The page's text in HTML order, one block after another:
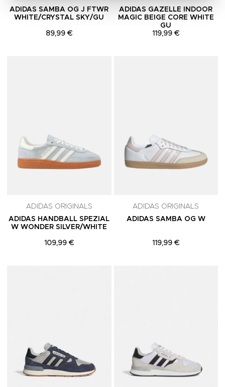
ADIDAS SAMBA OG J FTWR
WHITE/CRYSTAL SKY/GU
89,99 €
ADIDAS GAZELLE INDOOR
MAGIC BEIGE CORE WHITE
GU
119,99 €
ADIDAS ORIGINALS
ADIDAS HANDBALL SPEZIAL
W WONDER SILVER/WHITE
109,99 €
ADIDAS ORIGINALS
ADIDAS SAMBA OG W
119,99 €